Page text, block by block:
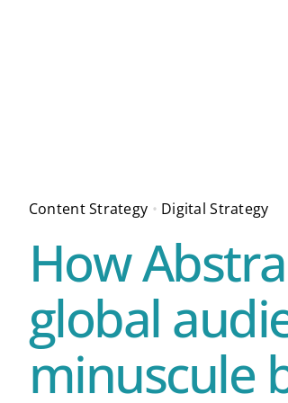
Content Strategy • Digital Strategy
How
global
minuscule